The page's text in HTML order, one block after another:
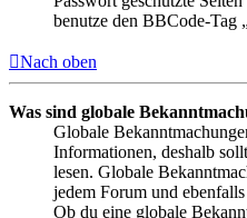
benutze den BBCode-Tag
Nach oben
Was sind globale
Globale
Informationen, deshalb
lesen. Globale
jedem Forum und
Ob du eine globale